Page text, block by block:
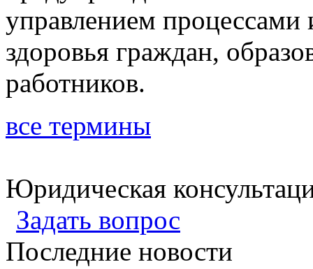
управлением
здоровья граждан,
работников.
все термины
Юридическая
Задать вопрос
Последние новости